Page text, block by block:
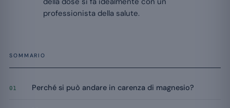
professionista della salute.
SOMMARIO
01 Perché si può andare in carenza di magnesio?